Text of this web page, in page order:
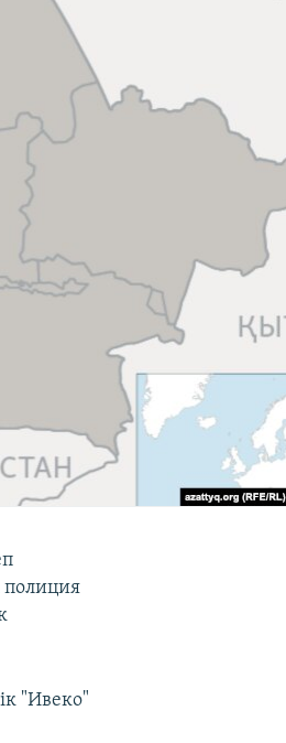
полиция
"Ивеко"